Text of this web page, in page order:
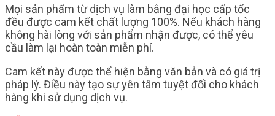
Mọi sản phẩm từ dịch vụ làm bằng đại học cấp tốc
đều được cam kết chất lượng 100%. Nếu khách hàng
không hài lòng với sản phẩm nhận được, có thể yêu
cầu làm lại hoàn toàn miễn phí.
Cam kết này được thể hiện bằng văn bản và có giá trị
pháp lý. Điều này tạo sự yên tâm tuyệt đối cho khách
hàng khi sử dụng dịch vụ.